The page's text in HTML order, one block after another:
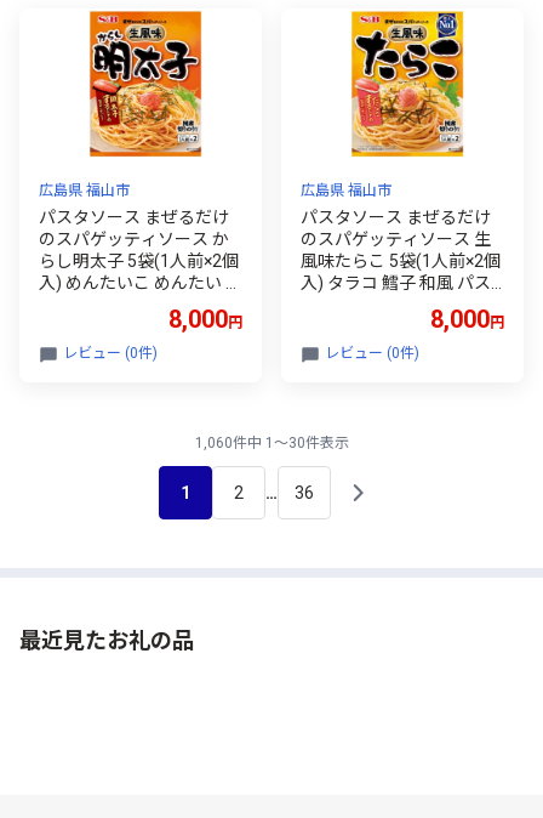
ーゼ 洋食 保存食 インスタ
ント 手軽 簡単 ソース 備蓄
小分け 個包装 送料無料 広
島 福山市/翔栄通商 [BAFX
広島県 福山市
パスタソース まぜるだけ
のスパゲッティソース か
らし明太子 5袋(1人前×2個
入) めんたいこ めんたい パ
S&B 人気 おすすめ 美味し
い グルメ お取り寄せ 贈り
ンスタント 手軽 簡単 ソー
8,000円
レビュー (0件)
広島県 福山市
パスタソース まぜるだけ
のスパゲッティソース 生
風味たらこ 5袋(1人前×2個
入) タラコ 鱈子 和風 パス
&B 人気 おすすめ 美味しい
グルメ お取り寄せ 贈り物
スタント 手軽 簡単 ソース
8,000円
レビュー (0件)
1,060件中 1～30件表示
1 2 … 36
最近見たお礼の品